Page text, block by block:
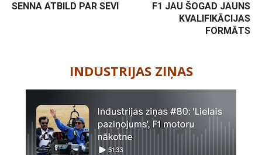
SENNA ATBILD PAR SEVI
F1 JAU ŠOGAD JAUNS
KVALIFIKĀCIJAS
FORMĀTS
INDUSTRIJAS ZIŅAS